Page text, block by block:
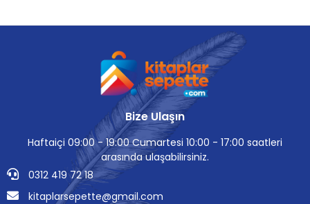
Bize Ulaşın
Haftaiçi 09:00 - 19:00 Cumartesi 10:00 - 17:00 saatleri
arasında ulaşabilirsiniz.
0312 419 72 18
kitaplarsepette@gmail.com